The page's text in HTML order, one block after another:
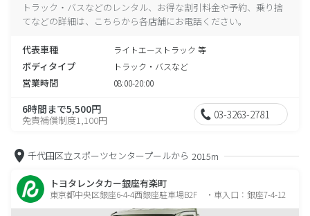
トラック・バスなどのレンタル、お得な割引料金や予約、乗り捨
てなどの詳細は、こちらから各店舗にお電話ください。
代表車種 ライトエーストラック 等
ボディタイプ トラック・バスなど
営業時間 08:00-20:00
6時間まで5,500円
免責補償制度1,100円 03-3263-2781
千代田区立スポーツセンタープールから 2015m
トヨタレンタカー銀座有楽町
東京都中央区銀座6-4-4西銀座駐車場B2F ・車入口：銀座7-4-12